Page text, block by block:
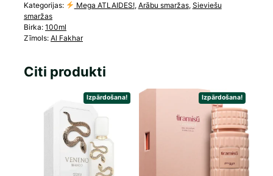
|
Kategorijas:
Mega ATLAIDES!, Arābu smaržas, Sieviešu
smaržas
Birka: 100ml
Zīmols: Al Fakhar
Citi produkti
Izpārdošana! Izpārdošana!